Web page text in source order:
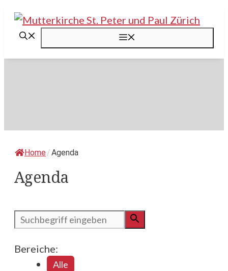
Springe
Inhalt
Home/Agenda
Agenda
Bereiche:
Alle